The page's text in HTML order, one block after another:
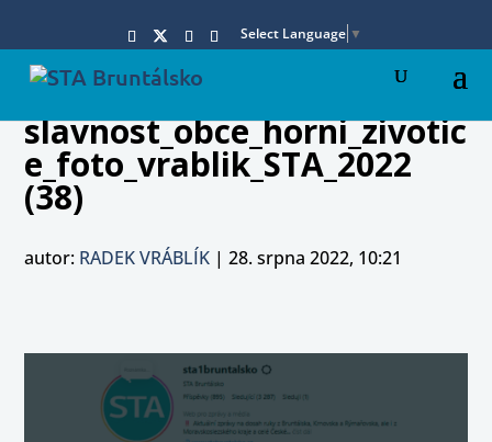
Select Language ▼
slavnost_obce_horni_zivotic
e_foto_vrablik_STA_2022
(38)
autor: RADEK VRÁBLÍK |28. srpna 2022, 10:21